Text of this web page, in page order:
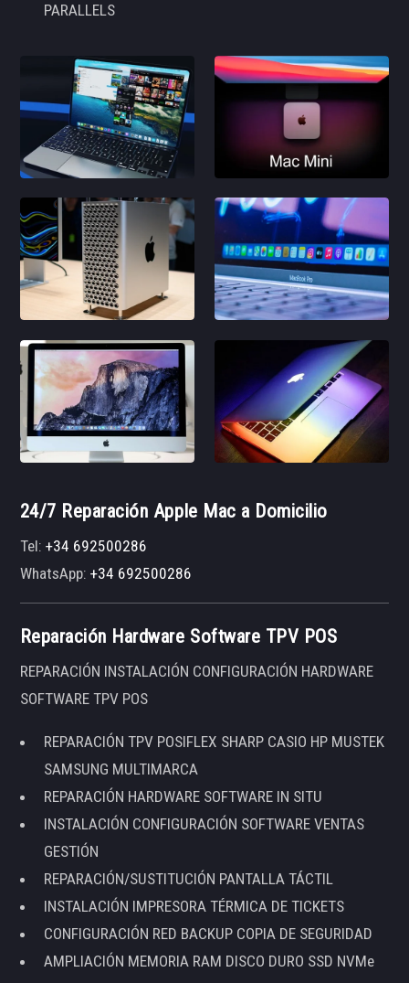
PARALLELS
24/7 Reparación Apple Mac a Domicilio
Tel:+34 692500286
WhatsApp:+34 692500286
Reparación Hardware Software TPV POS
REPARACIÓN INSTALACIÓN CONFIGURACIÓN HARDWARE
SOFTWARE TPV POS
REPARACIÓN TPV POSIFLEX SHARP CASIO HP MUSTEK
SAMSUNG MULTIMARCA
REPARACIÓN HARDWARE SOFTWARE IN SITU
INSTALACIÓN CONFIGURACIÓN SOFTWARE VENTAS
GESTIÓN
REPARACIÓN/SUSTITUCIÓN PANTALLA TÁCTIL
INSTALACIÓN IMPRESORA TÉRMICA DE TICKETS
CONFIGURACIÓN RED BACKUP COPIA DE SEGURIDAD
AMPLIACIÓN MEMORIA RAM DISCO DURO SSD NVMe